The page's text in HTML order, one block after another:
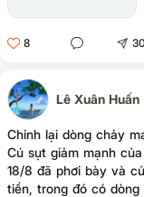
8 30
Lê Xuân Huấn
Chỉnh lại dòng chảy
Cú sụt giảm mạnh
18/8 đã phơi bày và
tiền, trong đó có dòng